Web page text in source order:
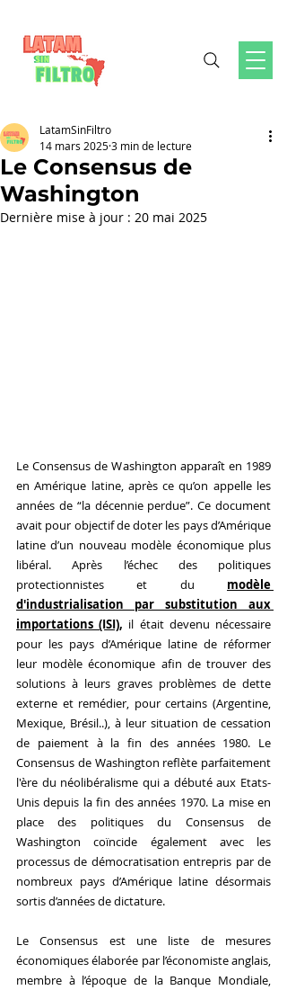
Le Consensus de
Washington
LatamSinFiltro
14 mars 20253 min de lecture
Dernière mise à jour : 20 mai 2025
Le Consensus de Washington apparaît en 1989
en Amérique latine, après ce qu’on appelle les
années de “la décennie perdue”. Ce document
avait pour objectif de doter les pays d’Amérique
latine d’un nouveau modèle économique plus
libéral. Après l’échec des politiques
protectionnistes et du modèle
d'industrialisation par substitution aux
importations (ISI), il était devenu nécessaire
pour les pays d’Amérique latine de réformer
leur modèle économique afin de trouver des
solutions à leurs graves problèmes de dette
externe et remédier, pour certains (Argentine,
Mexique, Brésil..), à leur situation de cessation
de paiement à la fin des années 1980. Le
Consensus de Washington reflète parfaitement
l'ère du néolibéralisme qui a débuté aux Etats-
Unis depuis la fin des années 1970. La mise en
place des politiques du Consensus de
Washington coïncide également avec les
processus de démocratisation entrepris par de
nombreux pays d’Amérique latine désormais
sortis d’années de dictature.
Le Consensus est une liste de mesures
économiques élaborée par l’économiste anglais,
membre à l’époque de la Banque Mondiale,